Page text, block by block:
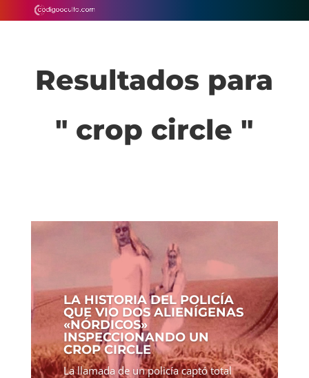
Resultados para
" crop circle "
LA HISTORIA DEL POLICÍA
QUE VIO DOS ALIENÍGENAS
«NÓRDICOS»
INSPECCIONANDO UN
CROP CIRCLE
La llamada de un policía captó total